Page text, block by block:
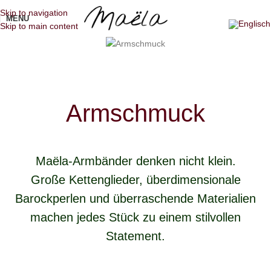
Skip to navigation
Skip to main content
MENU
Armschmuck
Maëla-Armbänder denken nicht klein.
Große Kettenglieder, überdimensionale
Barockperlen und überraschende Materialien
machen jedes Stück zu einem stilvollen
Statement.